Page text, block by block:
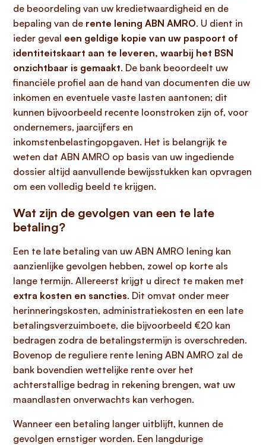
de beoordeling van uw kredietwaardigheid en de
bepaling van de rente lening ABN AMRO. U dient in
ieder geval een geldige kopie van uw paspoort of
identiteitskaart aan te leveren, waarbij het BSN
onzichtbaar is gemaakt. De bank beoordeelt uw
financiële profiel aan de hand van documenten die uw
inkomen en eventuele vaste lasten aantonen; dit
kunnen bijvoorbeeld recente loonstroken zijn of, voor
ondernemers, jaarcijfers en
inkomstenbelastingopgaven. Het is belangrijk te
weten dat ABN AMRO op basis van uw ingediende
dossier altijd aanvullende bewijsstukken kan opvragen
om een volledig beeld te krijgen.
Wat zijn de gevolgen van een te late
betaling?
Een te late betaling van uw ABN AMRO lening kan
aanzienlijke gevolgen hebben, zowel op korte als
lange termijn. Allereerst krijgt u direct te maken met
extra kosten en sancties. Dit omvat onder meer
herinneringskosten, administratiekosten en een late
betalingsverzuimboete, die bijvoorbeeld €20 kan
bedragen zodra de betalingstermijn is overschreden.
Bovenop de reguliere rente lening ABN AMRO zal de
bank bovendien wettelijke rente over het
achterstallige bedrag in rekening brengen, wat uw
maandlasten onverwachts kan verhogen.
Wanneer een betaling langer uitblijft, kunnen de
gevolgen ernstiger worden. Een langdurige